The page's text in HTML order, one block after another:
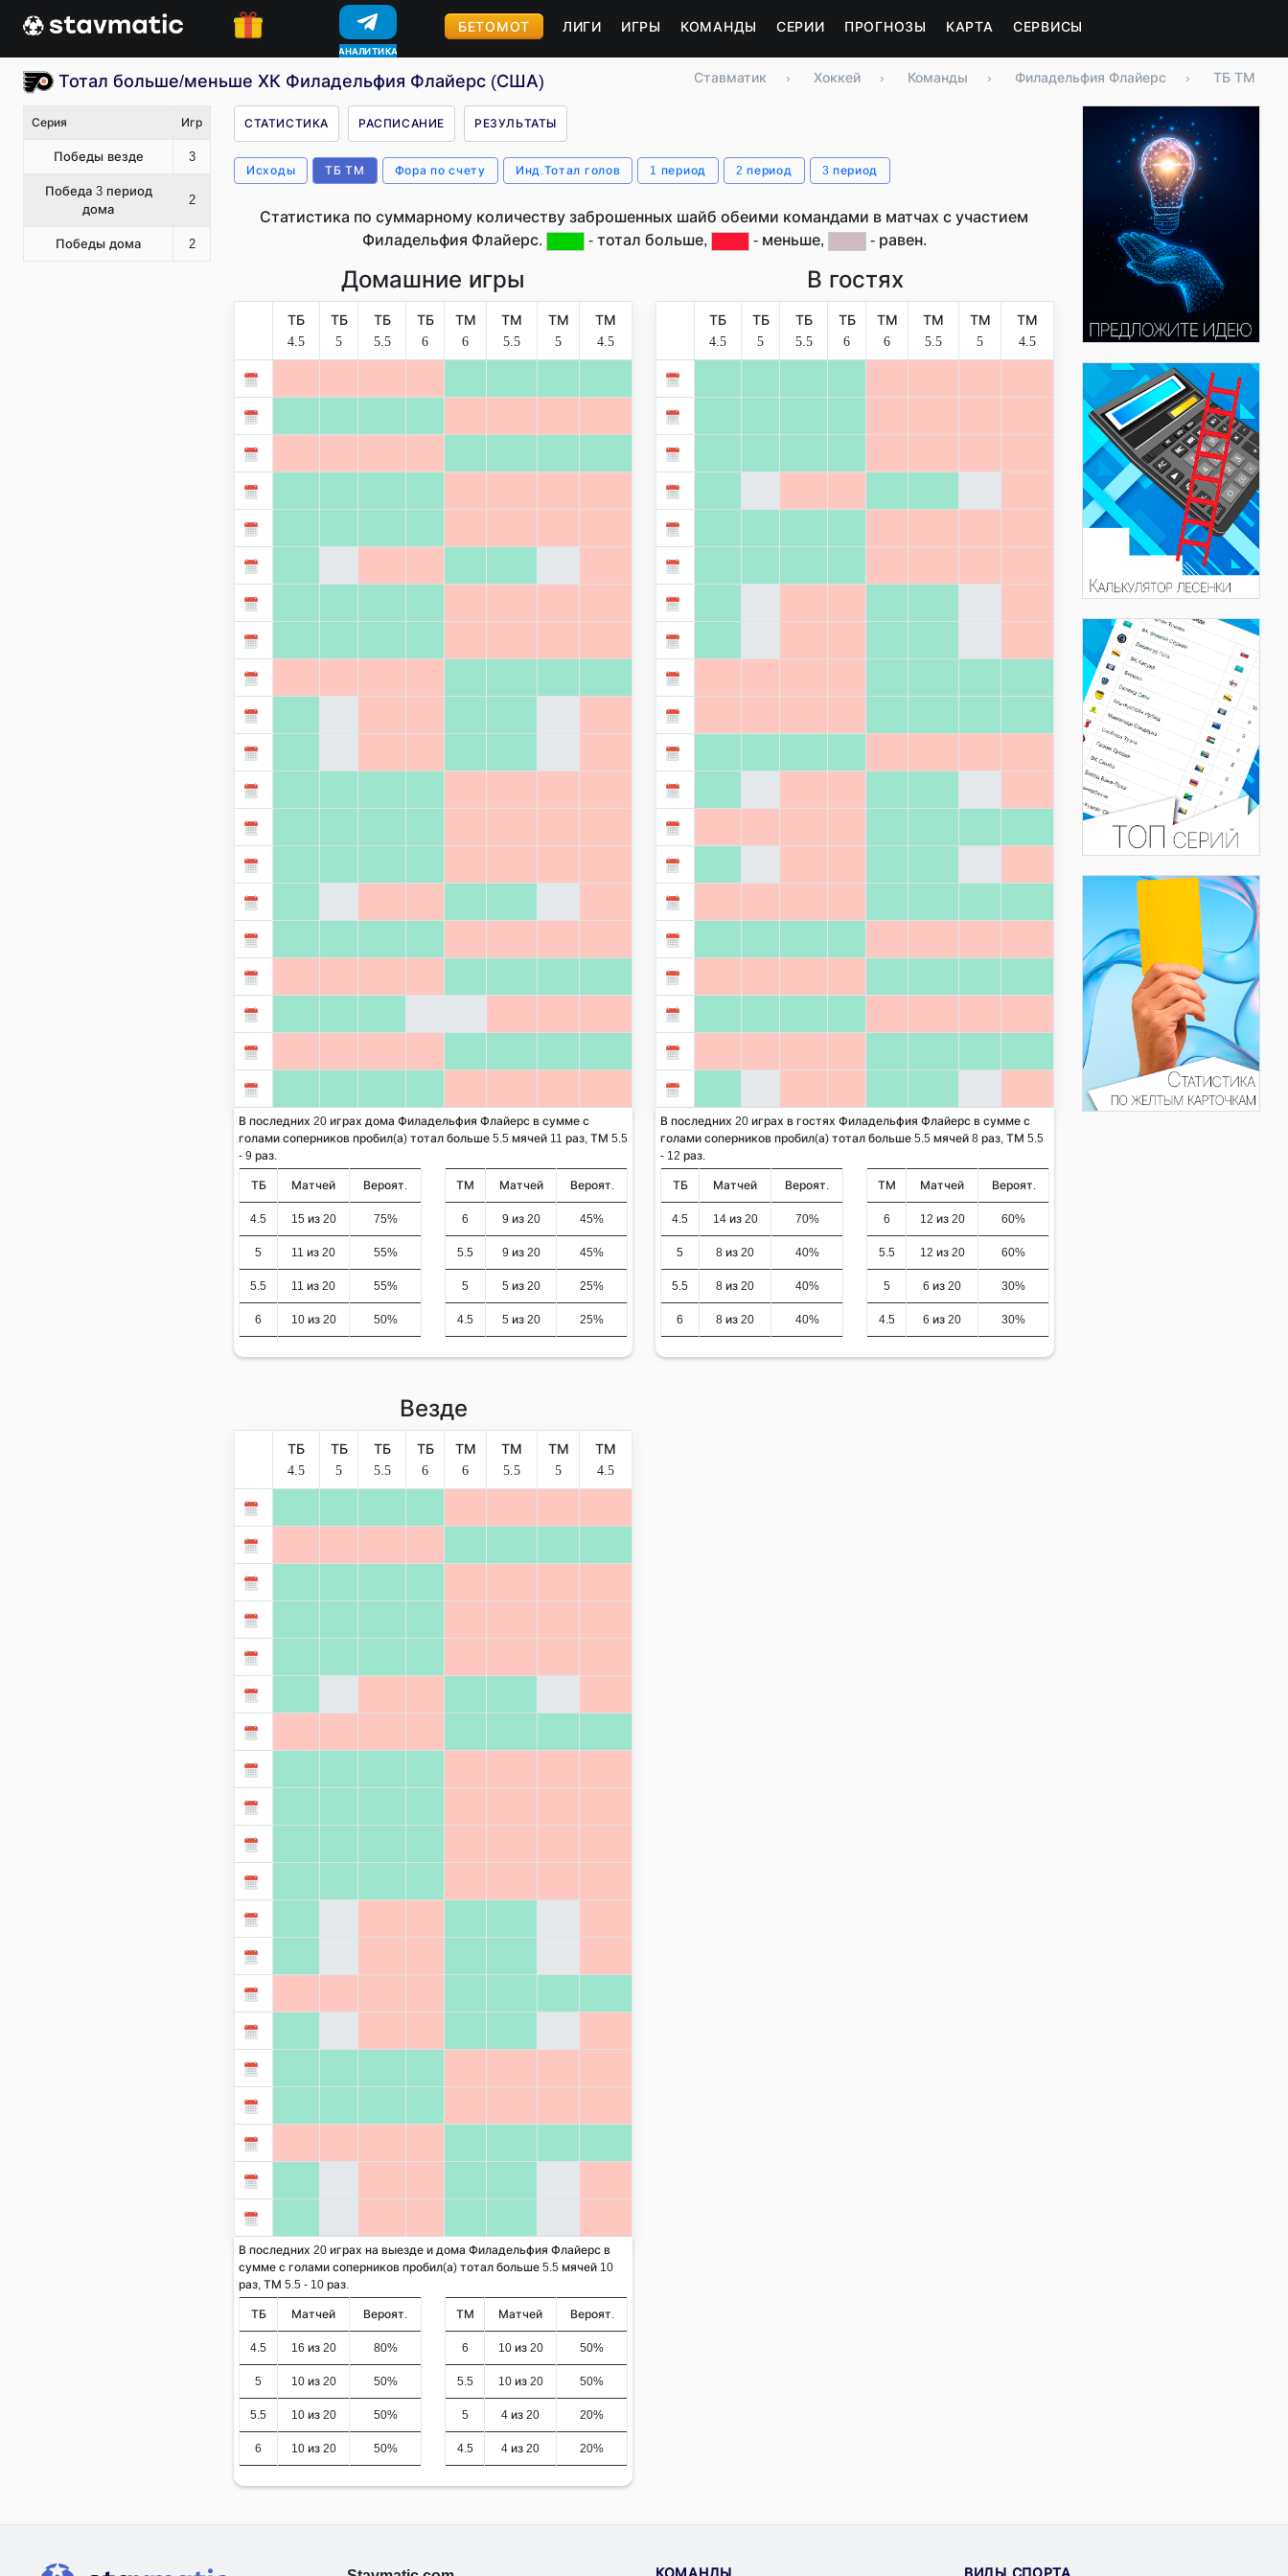
АНАЛИТИКА
БЕТОМОТ ЛИГИ ИГРЫ КОМАНДЫ СЕРИИ ПРОГНОЗЫ КАРТА СЕРВИСЫ
Тотал больше/меньше ХК Филадельфия Флайерс (США) Ставматик › Хоккей › Команды › Филадельфия Флайерс › ТБ ТМ
Серия Игр
Победы везде 3
Победа 3 период
дома
2
Победы дома 2
СТАТИСТИКА РАСПИСАНИЕ РЕЗУЛЬТАТЫ
Исходы ТБ ТМ Фора по счету Инд.Тотал голов 1 период 2 период 3 период
Статистика по суммарному количеству заброшенных шайб обеими командами в матчах с участием
Филадельфия Флайерс.
- тотал больше, - меньше, - равен.
Домашние игры
ТБ
4.5
ТБ
5
ТБ
5.5
ТБ
6
ТМ
6
ТМ
5.5
ТМ
5
ТМ
4.5
В последних 20 играх дома Филадельфия Флайерс в сумме с
голами соперников пробил(а) тотал больше 5.5 мячей 11 раз, ТМ 5.5
- 9 раз.
ТБ Матчей Вероят.
4.5 15 из 20 75%
5 11 из 20 55%
5.5 11 из 20 55%
6 10 из 20 50%
ТМ Матчей Вероят.
6 9 из 20 45%
5.5 9 из 20 45%
5 5 из 20 25%
4.5 5 из 20 25%
В гостях
ТБ
4.5
ТБ
5
ТБ
5.5
ТБ
6
ТМ
6
ТМ
5.5
ТМ
5
ТМ
4.5
В последних 20 играх в гостях Филадельфия Флайерс в сумме с
голами соперников пробил(а) тотал больше 5.5 мячей 8 раз, ТМ 5.5
- 12 раз.
ТБ Матчей Вероят.
4.5 14 из 20 70%
5 8 из 20 40%
5.5 8 из 20 40%
6 8 из 20 40%
ТМ Матчей Вероят.
6 12 из 20 60%
5.5 12 из 20 60%
5 6 из 20 30%
4.5 6 из 20 30%
Везде
ТБ
4.5
ТБ
5
ТБ
5.5
ТБ
6
ТМ
6
ТМ
5.5
ТМ
5
ТМ
4.5
В последних 20 играх на выезде и дома Филадельфия Флайерс в
сумме с голами соперников пробил(а) тотал больше 5.5 мячей 10
раз, ТМ 5.5 - 10 раз.
ТБ Матчей Вероят.
4.5 16 из 20 80%
5 10 из 20 50%
5.5 10 из 20 50%
6 10 из 20 50%
ТМ Матчей Вероят.
6 10 из 20 50%
5.5 10 из 20 50%
5 4 из 20 20%
4.5 4 из 20 20%
КОМАНДЫ ВИДЫ СПОРТА